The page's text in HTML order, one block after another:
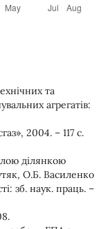
та
агрегатів:
2004. – 117 с.
ділянкою
О.Б. Василенко
зб. наук. праць. –